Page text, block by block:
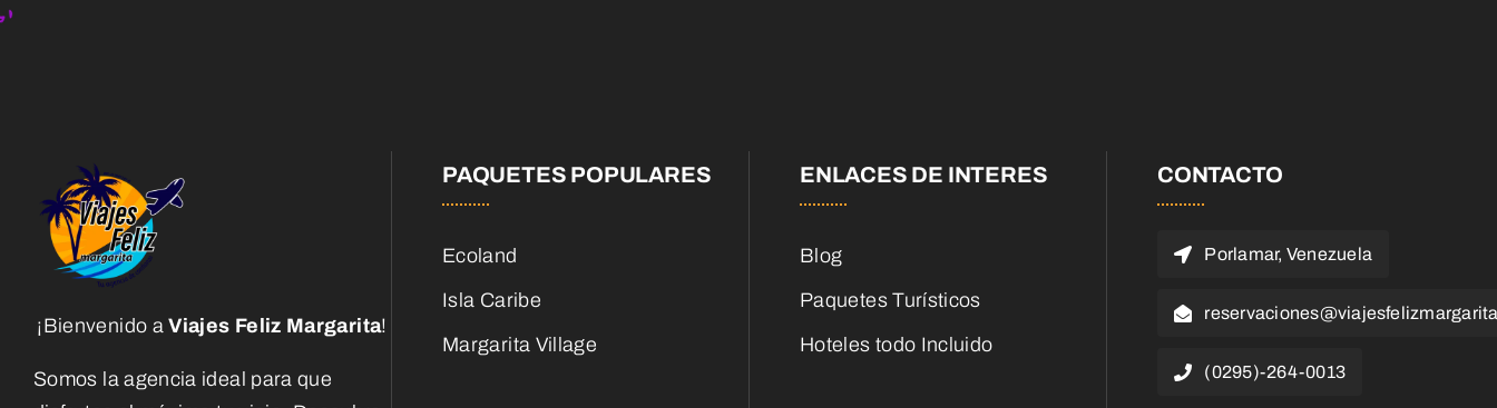
¡Bienvenido aViajes Feliz Margarita!
Somos la agencia ideal para que
PAQUETES POPULARES
Ecoland
Isla Caribe
Margarita Village
ENLACES DE INTERES
Blog
Paquetes Turísticos
Hoteles todo Incluido
CONTACTO
Porlamar, Venezuela
(0295)-264-0013